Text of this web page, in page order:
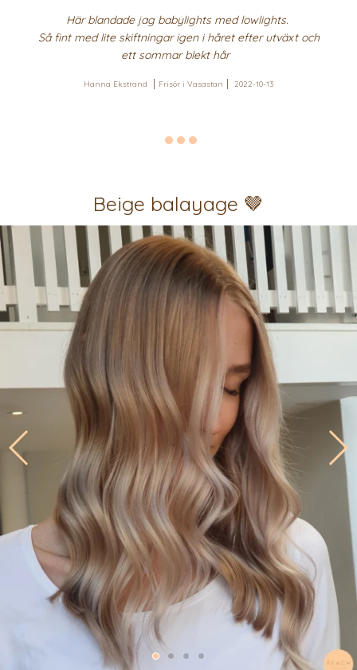
Här blandade jag babylights med lowlights.
Så fint med lite skiftningar igen i håret efter utväxt och
ett sommar blekt hår
Hanna Ekstrand Frisör i Vasastan 2022-10-13
Beige balayage 🤎